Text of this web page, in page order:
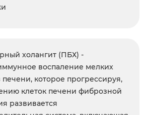
холангит (ПБХ) -
воспаление мелких
которое прогрессируя,
клеток печени фиброзной
развивается